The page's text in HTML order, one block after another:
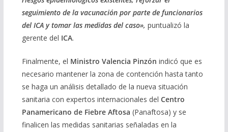
seguimiento de la vacunación por parte de funcionarios
del ICA y tomar las medidas del caso», puntualizó la
gerente del ICA.
Finalmente, el Ministro Valencia Pinzón indicó que es
necesario mantener la zona de contención hasta tanto
se haga un análisis detallado de la nueva situación
sanitaria con expertos internacionales del Centro
Panamericano de Fiebre Aftosa (Panaftosa) y se
finalicen las medidas sanitarias señaladas en la